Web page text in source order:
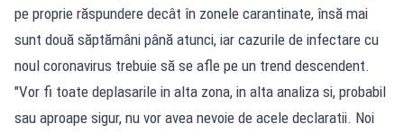
pe proprie răspundere decât în zonele carantinate, însă mai
sunt două săptămâni până atunci, iar cazurile de infectare cu
noul coronavirus trebuie să se afle pe un trend descendent.
"Vor fi toate deplasarile in alta zona, in alta analiza si, probabil
sau aproape sigur, nu vor avea nevoie de acele declaratii. Noi